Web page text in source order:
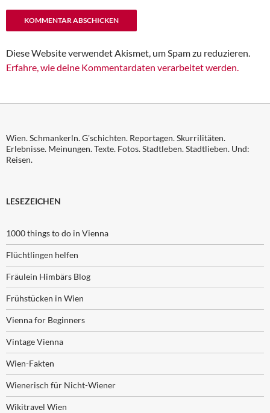
Diese Website verwendet Akismet, um Spam zu reduzieren.
Erfahre, wie deine Kommentardaten verarbeitet werden.
Wien. Schmankerln. G'schichten. Reportagen. Skurrilitäten.
Erlebnisse. Meinungen. Texte. Fotos. Stadtleben. Stadtlieben. Und:
Reisen.
LESEZEICHEN
1000 things to do in Vienna
Flüchtlingen helfen
Fräulein Himbärs Blog
Frühstücken in Wien
Vienna for Beginners
Vintage Vienna
Wien-Fakten
Wienerisch für Nicht-Wiener
Wikitravel Wien